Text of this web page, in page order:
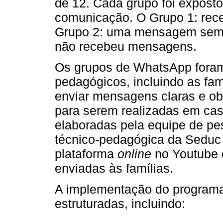
de 12. Cada grupo foi
comunicação. O Grupo 1:
Grupo 2: uma mensagem
não recebeu mensagens.
Os grupos de WhatsApp
pedagógicos, incluindo as
enviar mensagens claras e
para serem realizadas em
elaboradas pela equipe de
técnico-pedagógica da
plataforma online no Youtube
enviadas às famílias.
A implementação do
estruturadas, incluindo: